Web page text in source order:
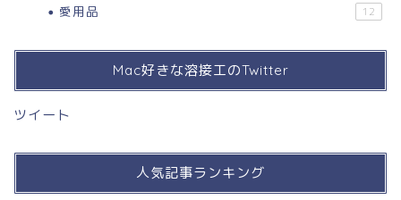
愛用品 12
Mac好きな溶接工のTwitter
ツイート
人気記事ランキング